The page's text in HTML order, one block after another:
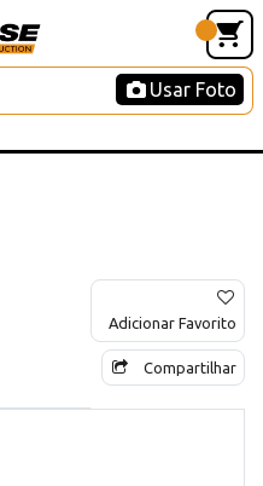
Usar Foto
Adicionar Favorito
Compartilhar